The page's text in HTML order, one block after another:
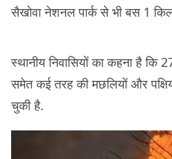
सैखोवा नेशनल पार्क से भी बस 1
स्थानीय निवासियों का कहना है कि
समेत कई तरह की मछलियों और
चुकी है.